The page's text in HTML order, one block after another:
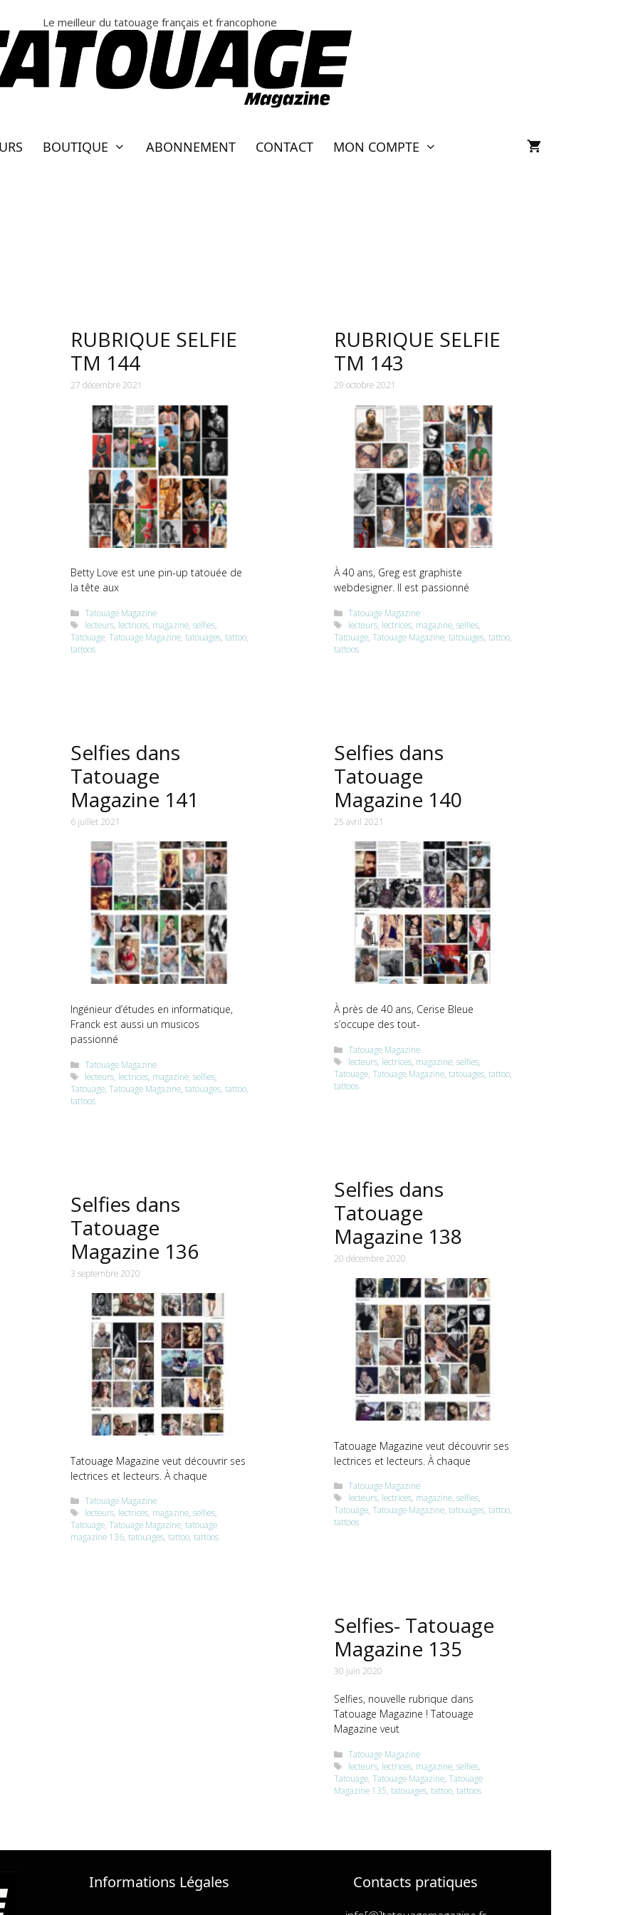
Le meilleur du tatouage français et francophone
BOUTIQUE ABONNEMENT CONTACT MON COMPTE
RUBRIQUE SELFIE
TM 144
27 décembre 2021
Betty Love est une pin-up tatouée de
la tête aux
Catégories
Tatouage Magazine
Étiquettes
lecteurs lectrices magazine ,selfies
Tatouage, Tatouage Magazine, tatouages, tattoo,
tattoos
RUBRIQUE SELFIE
TM 143
29 octobre 2021
À 40 ans, Greg est graphiste
webdesigner. Il est passionné
Catégories
Tatouage Magazine
Étiquettes
lecteurs lectrices magazine ,selfies
Tatouage, Tatouage Magazine, tatouages, tattoo,
tattoos
Selfies dans
Tatouage
Magazine 141
6 juillet 2021
Ingénieur d’études en informatique,
Franck est aussi un musicos
passionné
Catégories
Tatouage Magazine
Étiquettes
lecteurs lectrices magazine ,selfies
Tatouage, Tatouage Magazine, tatouages, tattoo,
tattoos
Selfies dans
Tatouage
Magazine 140
25 avril 2021
À près de 40 ans, Cerise Bleue
s’occupe des tout-
Catégories
Tatouage Magazine
Étiquettes
lecteurs lectrices magazine ,selfies
Tatouage, Tatouage Magazine, tatouages, tattoo,
tattoos
Selfies dans
Tatouage
Magazine 138
20 décembre 2020
Tatouage Magazine veut découvrir ses
lectrices et lecteurs. À chaque
Catégories
Tatouage Magazine
Étiquettes
lecteurs, lectrices, magazine,selfies,
Tatouage, Tatouage Magazine, tatouages, tattoo,
tattoos
Selfies dans
Tatouage
Magazine 136
3 septembre 2020
Tatouage Magazine veut découvrir ses
lectrices et lecteurs. À chaque
Catégories
Tatouage Magazine
Étiquettes
lecteurs, lectrices, magazine,selfies,
Tatouage, Tatouage Magazine, tatouage
magazine 136, tatouages, tattoo, tattoos
Selfies- Tatouage
Magazine 135
30 juin 2020
Selfies, nouvelle rubrique dans
Tatouage Magazine ! Tatouage
Magazine veut
Catégories
Tatouage Magazine
Étiquettes
lecteurs lectrices magazine ,selfies
Tatouage, Tatouage Magazine, Tatouage
Magazine 135 tatouages, tattoo, tattoos
Informations Légales Contacts pratiques